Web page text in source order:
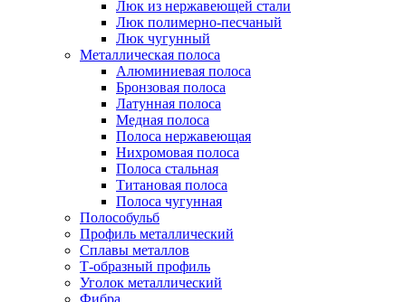
Люк из нержавеющей стали
Люк полимерно-песчаный
Люк чугунный
Металлическая полоса
Алюминиевая полоса
Бронзовая полоса
Латунная полоса
Медная полоса
Полоса нержавеющая
Нихромовая полоса
Полоса стальная
Титановая полоса
Полоса чугунная
Полособульб
Профиль металлический
Сплавы металлов
Т-образный профиль
Уголок металлический
Фибра